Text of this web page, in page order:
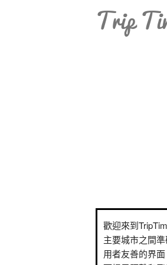
Trip
歡迎來到
主要城市之間
用者友善的界